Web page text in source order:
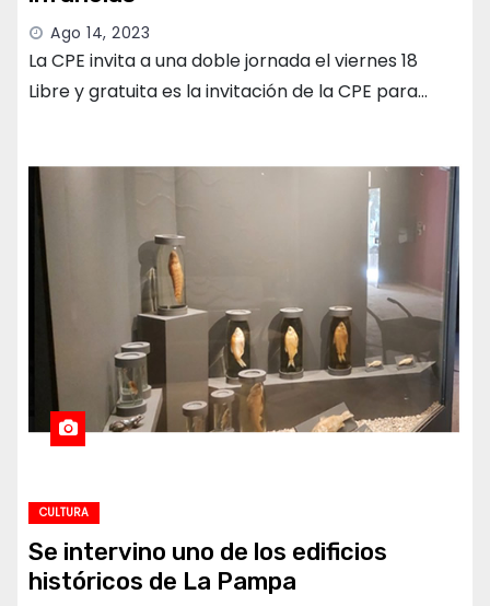
Ago 14, 2023
La CPE invita a una doble jornada el viernes 18
Libre y gratuita es la invitación de la CPE para…
CULTURA
Se intervino uno de los edificios
históricos de La Pampa